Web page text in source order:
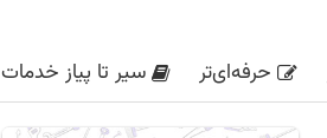
حرفه‌ای‌تر سیر تا پیاز خدمات